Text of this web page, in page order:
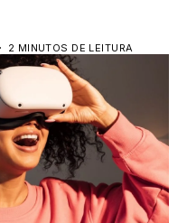
2 MINUTOS DE LEITURA